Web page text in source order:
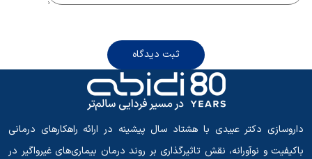
ثبت دیدگاه
داروسازی دکتر عبیدی با هشتاد سال پیشینه در ارائه راهکارهای درمانی
باکیفیت و نوآورانه، نقش تاثیرگذاری بر روند درمان بیماری‌های غیرواگیر در